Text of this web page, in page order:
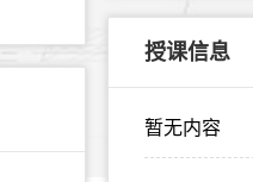
授课信息
暂无内容